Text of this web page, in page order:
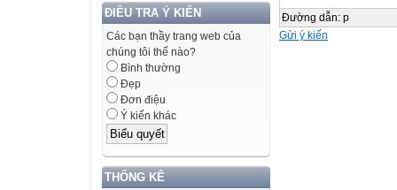
ĐIỀU TRA Ý KIẾN
Các bạn thầy trang web của
chúng tôi thế nào?
Bình thường
Đẹp
Đơn điệu
Ý kiến khác
THỐNG KÊ
Đường dẫn: p
Gửi ý kiến